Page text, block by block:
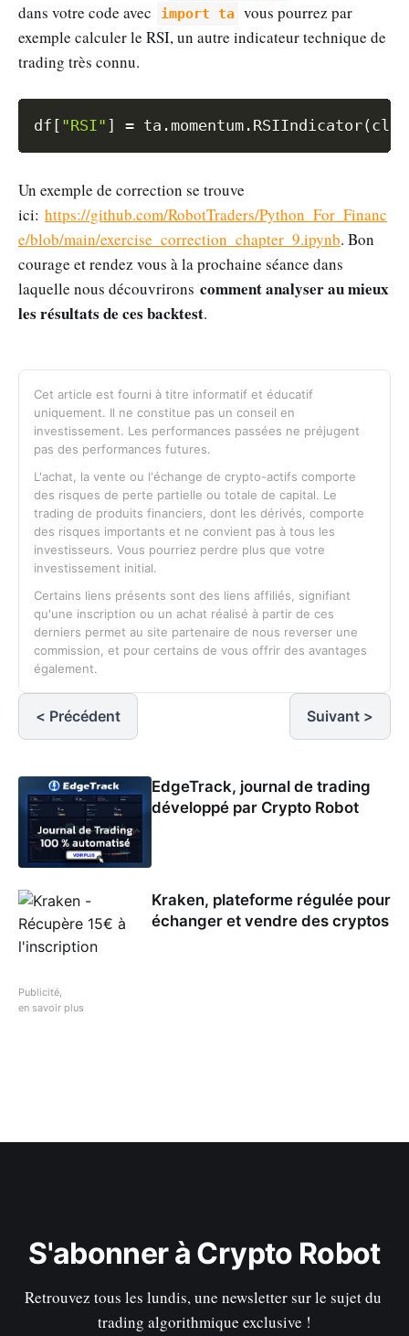
dans votre code avec
import ta vous pourrez par
exemple calculer le RSI, un autre indicateur technique de
trading très connu.
df [ "RSI" ] = ta . momentum . RSIIndicator(
Copy
Un exemple de correction se trouve
ici: https://github.com/RobotTraders/Python_For_Financ
e/blob/main/exercise_correction_chapter_9.ipynb. Bon
courage et rendez vous à la prochaine séance dans
laquelle nous découvrirons comment analyser au mieux
les résultats de ces backtest.
Cet article est fourni à titre informatif et éducatif
uniquement. Il ne constitue pas un conseil en
investissement. Les performances passées ne préjugent
pas des performances futures.
L'achat, la vente ou l'échange de crypto-actifs comporte
des risques de perte partielle ou totale de capital. Le
trading de produits financiers, dont les dérivés, comporte
des risques importants et ne convient pas à tous les
investisseurs. Vous pourriez perdre plus que votre
investissement initial.
Certains liens présents sont des liens affiliés, signifiant
qu'une inscription ou un achat réalisé à partir de ces
derniers permet au site partenaire de nous reverser une
commission, et pour certains de vous offrir des avantages
également.
< Précédent Suivant >
EdgeTrack, journal de trading
développé par Crypto Robot
Kraken, plateforme régulée pour
échanger et vendre des cryptos
Publicité,
en savoir plus
S'abonner à Crypto Robot
Retrouvez tous les lundis, une newsletter sur le sujet du
trading algorithmique exclusive !